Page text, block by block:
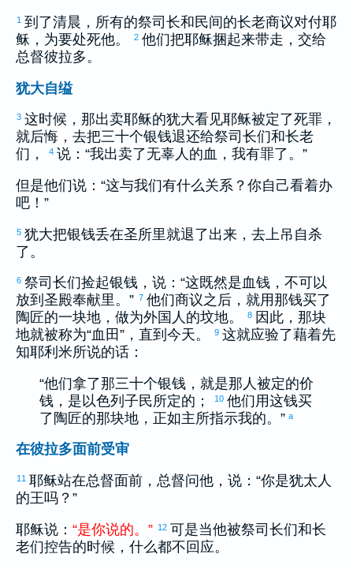
1 到了清晨，所有的祭司长和民间的长老商议对付耶
稣，为要处死他。
2 他们把耶稣捆起来带走，交给
总督彼拉多。
犹大自缢
3 这时候，那出卖耶稣的犹大看见耶稣被定了死罪，
就后悔，去把三十个银钱退还给祭司长们和长老
们，
4 说：“我出卖了无辜人的血，我有罪了。”
但是他们说：“这与我们有什么关系？你自己看着办
吧！”
5 犹大把银钱丢在圣所里就退了出来，去上吊自杀
了。
6 祭司长们捡起银钱，说：“这既然是血钱，不可以
放到圣殿奉献里。” 7 他们商议之后，就用那钱买了
陶匠的一块地，做为外国人的坟地。
8 因此，那块
地就被称为“血田”，直到今天。
9 这就应验了藉着先
知耶利米所说的话：
“他们拿了那三十个银钱，就是那人被定的价
钱，是 以色列 子民所定的； 10 他们用这钱买
了陶匠的那块地，正如主所指示我的。” a
在彼拉多面前受审
11 耶稣站在总督面前，总督问他，说：“你是犹太 人
的王吗？”
耶稣说： “是你说的。 ” 12 可是当他被祭司长们和长
老们控告的时候，什么都不回应。